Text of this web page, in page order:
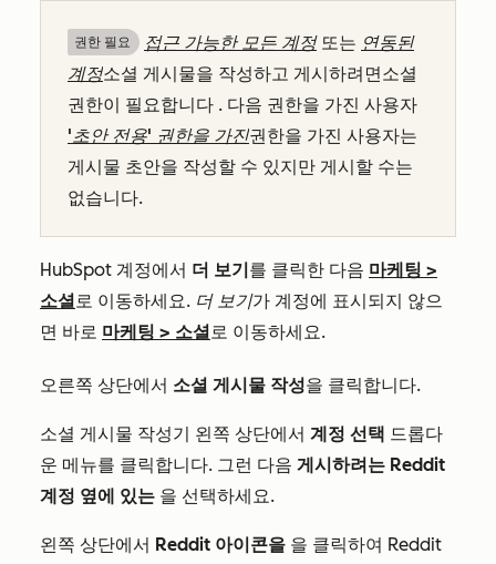
권한 필요 접근 가능한 모든 계정또는 연동된
계정소셜 게시물을 작성하고 게시하려면소셜
권한이 필요합니다 . 다음 권한을 가진 사용자
'초안 전용' 권한을 가진권한을 가진 사용자는
게시물 초안을 작성할 수 있지만 게시할 수는
없습니다.
HubSpot 계정에서 더 보기를 클릭한 다음 마케팅 >
소셜로 이동하세요. 더 보기가 계정에 표시되지 않으
면 바로 마케팅 > 소셜로 이동하세요.
오른쪽 상단에서 소셜 게시물 작성을 클릭합니다.
소셜 게시물 작성기 왼쪽 상단에서 계정 선택 드롭다
운 메뉴를 클릭합니다. 그런 다음 게시하려는 Reddit
계정 옆에 있는 을 선택하세요.
왼쪽 상단에서 Reddit 아이콘을 을 클릭하여 Reddit